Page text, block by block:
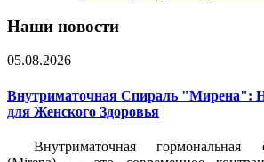
Наши новости
05.08.2026
Внутриматочная Спираль "Мирена":
для Женского Здоровья
Внутриматочная